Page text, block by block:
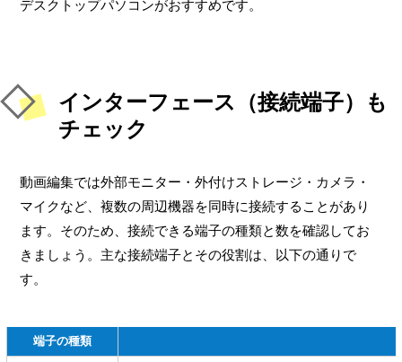
デスクトップパソコンがおすすめです。
インターフェース（接続端子）も
チェック
動画編集では外部モニター・外付けストレージ・カメラ・
マイクなど、複数の周辺機器を同時に接続することがあり
ます。そのため、接続できる端子の種類と数を確認してお
きましょう。主な接続端子とその役割は、以下の通りで
す。
端子の種類